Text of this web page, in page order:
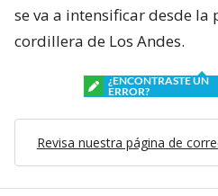
se va a intensificar desde
cordillera de Los Andes.
¿ENCONTRASTE UN
ERROR?
Revisa nuestra página de